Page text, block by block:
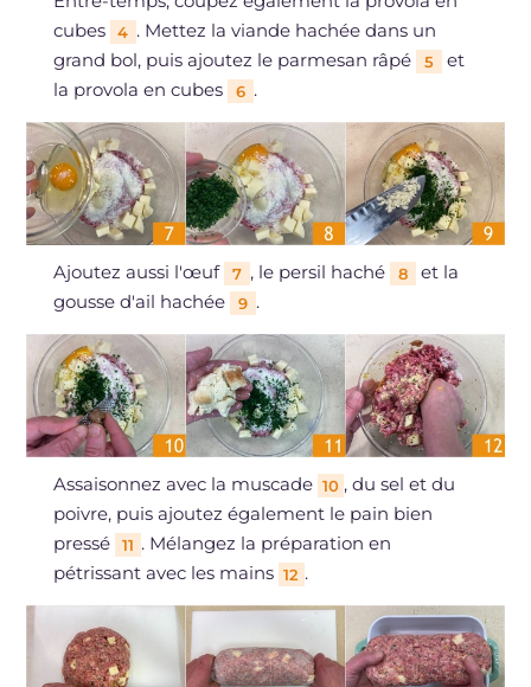
cubes
4 . Mettez la viande hachée dans un
grand bol, puis ajoutez le parmesan râpé
5
et
la provola en cubes
6 .
Ajoutez aussi l'œuf 7 , le persil haché 8
et la
gousse d'ail hachée
9 .
Assaisonnez avec la muscade 10 , du sel et du
poivre, puis ajoutez également le pain bien
pressé
11 . Mélangez la préparation en
pétrissant avec les mains 12 .